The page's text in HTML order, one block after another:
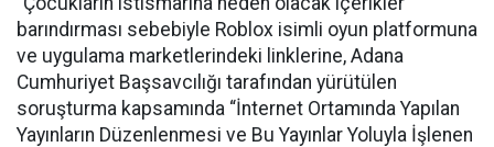
barındırması sebebiyle Roblox isimli oyun platformuna
ve uygulama marketlerindeki linklerine, Adana
Cumhuriyet Başsavcılığı tarafından yürütülen
soruşturma kapsamında “İnternet Ortamında Yapılan
Yayınların Düzenlenmesi ve Bu Yayınlar Yoluyla İşlenen